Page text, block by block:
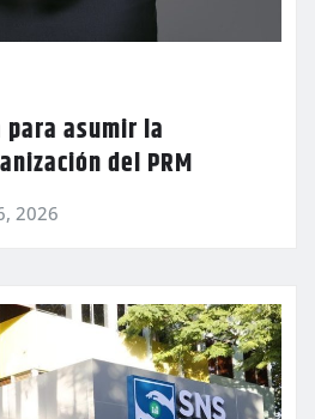
asumir la
del PRM
2026